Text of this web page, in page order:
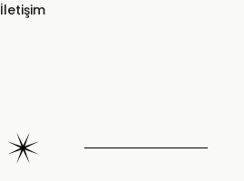
İletişim